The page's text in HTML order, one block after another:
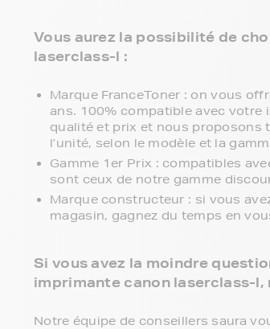
Vous aurez la possibilité de
laserclass-l :
Marque FranceToner : on vous
ans. 100% compatible avec
qualité et prix et nous proposons
l’unité, selon le modèle et la
Gamme 1er Prix : compatibles
sont ceux de notre gamme
Marque constructeur : si vous
magasin, gagnez du temps en
Si vous avez la moindre
imprimante canon laserclass-
Notre équipe de conseillers saura